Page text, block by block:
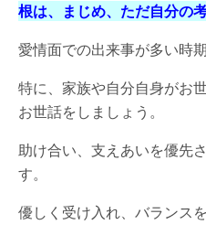
根は、まじめ、ただ自分の
愛情面での出来事が多い時期
特に、家族や自分自身がお
お世話をしましょう。
助け合い、支えあいを優先
す。
優しく受け入れ、バランス